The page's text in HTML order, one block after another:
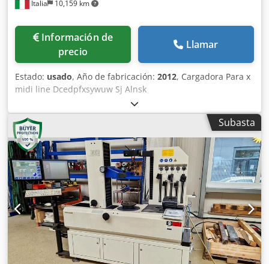
Italia 10,159 km
Información de
precio
Llamar
Estado: usado, Año de fabricación: 2012, Cargadora Para x
midi line Dcedpfxsywuw Sj Alnsk
Subasta